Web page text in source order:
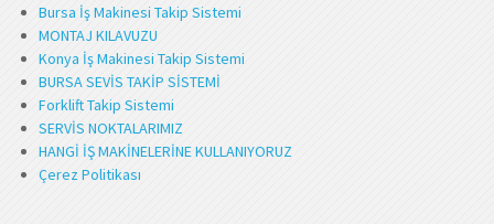
Bursa İş Makinesi Takip Sistemi
MONTAJ KILAVUZU
Konya İş Makinesi Takip Sistemi
BURSA SEVİS TAKİP SİSTEMİ
Forklift Takip Sistemi
SERVİS NOKTALARIMIZ
HANGİ İŞ MAKİNELERİNE KULLANIYORUZ
Çerez Politikası